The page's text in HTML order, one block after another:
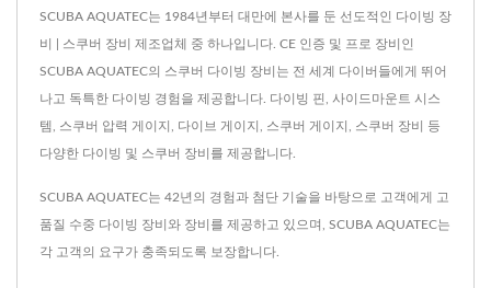
SCUBA AQUATEC는 1984년부터 대만에 본사를 둔 선도적인 다이빙 장
비 | 스쿠버 장비 제조업체 중 하나입니다. CE 인증 및 프로 장비인
SCUBA AQUATEC의 스쿠버 다이빙 장비는 전 세계 다이버들에게 뛰어
나고 독특한 다이빙 경험을 제공합니다. 다이빙 핀, 사이드마운트 시스
템, 스쿠버 압력 게이지, 다이브 게이지, 스쿠버 게이지, 스쿠버 장비 등
다양한 다이빙 및 스쿠버 장비를 제공합니다.
SCUBA AQUATEC는 42년의 경험과 첨단 기술을 바탕으로 고객에게 고
품질 수중 다이빙 장비와 장비를 제공하고 있으며, SCUBA AQUATEC는
각 고객의 요구가 충족되도록 보장합니다.